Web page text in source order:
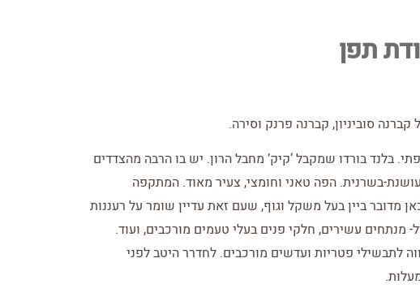
תפן
סוביניון, קברנה פרנק וסירה.
בלנד בורדו שמקבל ‘קיק’ מחבל הרון. יש בו הרבה מהצדדים
בשרנית. הפה טאני וחומצי, צעיר מאוד. המתקפה
ביין בעל משקל וגוף, שעם זאת עדיין שומר על רעננות
מנתחים עשירים, חלקי פנים בעלי טעמים מורכבים, ועוד.
לתבשילי פטריות ועדשים מורכבים. לחדרר היטב לפני